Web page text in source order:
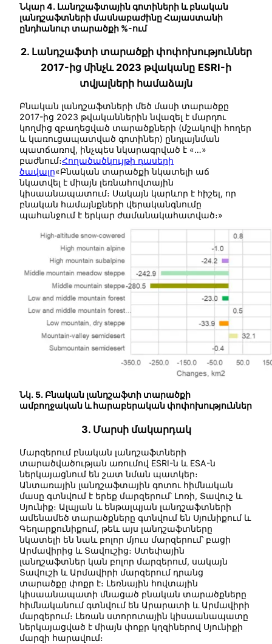
Նկար 4. Լանդշաֆտային գոտիների և բնական
լանդշաֆտների մասնաբաժինը Հայաստանի
ընդհանուր տարածքի %-ում
2. Լանդշաֆտի տարածքի փոփոխություններ
2017-ից մինչև 2023 թվականը ESRI-ի
տվյալների համաձայն
Բնական լանդշաֆտների մեծ մասի տարածքը
2017-ից 2023 թվականներին նվազել է մարդու
կողմից զբաղեցված տարածքների (մշակովի հողեր
և կառուցապատված գոտիներ) ընդլայնման
պատճառով, ինչպես նկարագրված է «…»
բաժնում։Հողածածկույթի դասերի
ծավալը«Բնական տարածքի նկատելի աճ
նկատվել է միայն լեռնահովտային
կիսաանապատում։ Սակայն կարևոր է հիշել, որ
բնական համայնքների վերականգնումը
պահանջում է երկար ժամանակահատված։»
Նկ. 5. Բնական լանդշաֆտի տարածքի
ամբողջական և հարաբերական փոփոխություններ
3. Մարսի մակարդակ
Մարզերում բնական լանդշաֆտների
տարածվածության առումով ESRI-ն և ESA-ն
ներկայացնում են շատ նման պատկեր։
Անտառային լանդշաֆտային գոտու հիմնական
մասը գտնվում է երեք մարզերում՝ Լոռի, Տավուշ և
Սյունիք։ Ալպյան և ենթալպյան լանդշաֆտների
ամենամեծ տարածքները գտնվում են Սյունիքում և
Գեղարքունիքում, թեև այս լանդշաֆտները
նկատելի են նաև բոլոր մյուս մարզերում՝ բացի
Արմավիրից և Տավուշից։ Ստեփային
լանդշաֆտներ կան բոլոր մարզերում, սակայն
Տավուշի և Արմավիրի մարզերում դրանց
տարածքը փոքր է։ Լեռնային հովտային
կիսաանապատի մնացած բնական տարածքները
հիմնականում գտնվում են Արարատի և Արմավիրի
մարզերում։ Լեռան ստորոտային կիսաանապատը
ներկայացված է միայն փոքր կղզիներով Սյունիքի
մարզի հարավում։